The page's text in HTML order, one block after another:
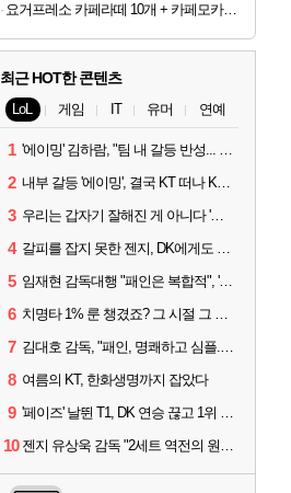
요거프레소 카페라떼 10개 + 카페모카 10개
최근 HOT한 콘텐츠
LoL 게임 IT 유머 연예
1 '에이밍' 김하람, "팀 내 갈등 반성... 끝까지 뛰고 싶었다"
2 내부 갈등 '에이밍', 결국 KT 떠나 KRX로...'지우'와 트레이드
3 우리는 갑자기 잘해진 게 아니다 '씨맥' 김대호 감독의 자신감
4 갈피를 잡지 못한 젠지, DK에게도 0:2 패배
5 임재현 감독대행 "패인은 복합적", '도란' "팀에 과부하 왔다"
6 치명타 1% 룬 챙겼죠? 그 시절 그 감성 '롤 클래식' 30일 출시
7 김대호 감독, "패인, 명쾌하고 심플...다시 힘낼 수 있어"
8 여름의 KT, 한화생명까지 잡았다
9 '페이즈' 날뛴 T1, DK 연승 끊고 1위 지켜
10 젠지 유상욱 감독 "2세트 역전의 원인...너무 급했다"